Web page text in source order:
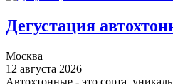
Дегустация
Москва
12 августа 2026
Автохтонные - это сорта,